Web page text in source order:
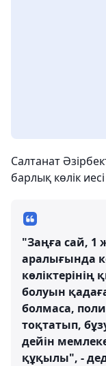
Салтанат
барлық көлік
"Заңға сай, 1
аралығында
болуын
болмаса,
тоқтатып,
дейін
құқылы", -